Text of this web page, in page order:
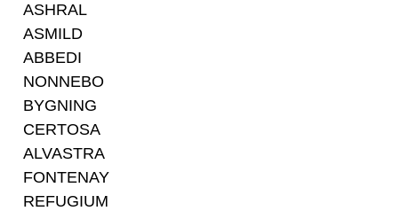
ASHRAL
ASMILD
ABBEDI
NONNEBO
BYGNING
CERTOSA
ALVASTRA
FONTENAY
REFUGIUM